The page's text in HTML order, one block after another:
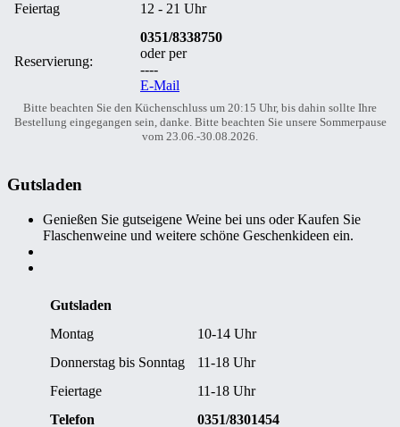
Feiertag
12 - 21 Uhr
Reservierung:
0351/8338750
oder per
----
E-Mail
Bitte beachten Sie den Küchenschluss um 20:15 Uhr, bis dahin sollte Ihre
Bestellung eingegangen sein, danke. Bitte beachten Sie unsere Sommerpause
vom 23.06.-30.08.2026.
Gutsladen
Genießen Sie gutseigene Weine bei uns oder Kaufen Sie
Flaschenweine und weitere schöne Geschenkideen ein.
Gutsladen
Montag
10-14 Uhr
Donnerstag bis Sonntag
11-18 Uhr
Feiertage
11-18 Uhr
Telefon
0351/8301454